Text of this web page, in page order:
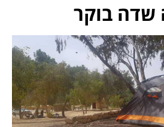
שדה בוקר